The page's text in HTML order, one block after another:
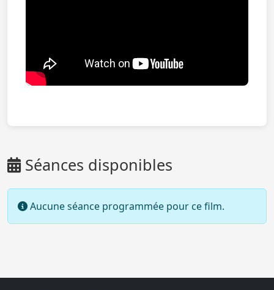
Séances disponibles
Aucune séance programmée pour ce film.